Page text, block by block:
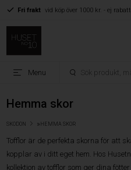
Fri frakt vid köp över 1000 kr. - ej
Menu
Hemma skor
SKODON » HEMMA SKOR
Tofflor är de perfekta skorna för att
kopplar av i ditt eget hem. Hos
kollektion av tofflor som ger dina